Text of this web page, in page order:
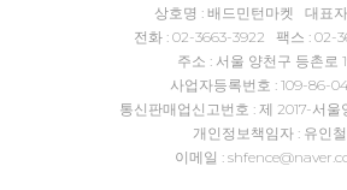
상호명 : 배드민턴마켓 대표
전화 : 02-3663-3922 팩스 : 02-
주소 : 서울 양천구 등촌로
사업자등록번호 : 109-86-
통신판매업신고번호 : 제 2017-서울
개인정보책임자 : 유인철
이메일 :